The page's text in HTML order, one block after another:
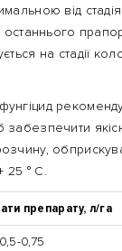
від
на стадії
25 ° С.
препарату, л/га
0,5-0,75